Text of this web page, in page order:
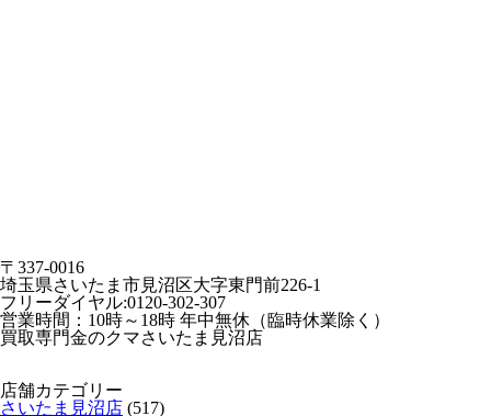
〒337-0016
埼玉県さいたま市見沼区大字東門前226-1
フリーダイヤル:0120-302-307
営業時間：10時～18時 年中無休（臨時休業除く）
買取専門金のクマさいたま見沼店
店舗カテゴリー
さいたま見沼店 (517)